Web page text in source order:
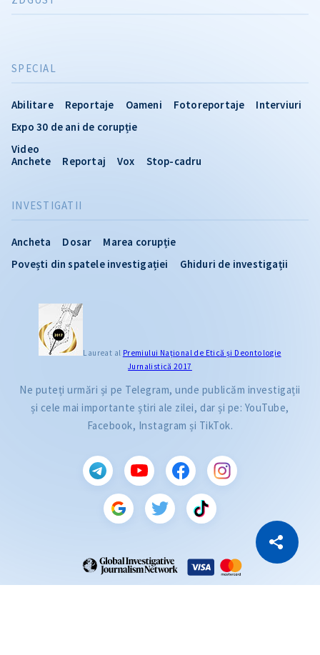
Copiază Link
INVESTIGATII
Ancheta Dosar
Marea corupție
Povești din spatele investigației
Ghiduri de investigații
SPECIAL
Abilitare Reportaje Oameni Fotoreportaje
Interviuri
Expo 30 de ani de corupție
Video
Anchete
Reportaj Vox Stop-cadru
Laureat al Premiului Naţional de Etică și Deontologie
Jurnalistică 2017
Ne puteți urmări și pe Telegram, unde publicăm investigații
și cele mai importante știri ale zilei, dar și pe: YouTube,
Facebook, Instagram și TikTok.